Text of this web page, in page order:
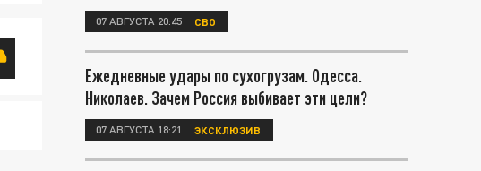
07 АВГУСТА 20:45 СВО
Ежедневные удары по сухогрузам. Одесса.
Николаев. Зачем Россия выбивает эти цели?
07 АВГУСТА 18:21 ЭКСКЛЮЗИВ